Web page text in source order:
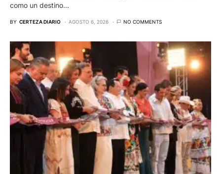
como un destino…
BY CERTEZA DIARIO AGOSTO 6, 2026 NO COMMENTS